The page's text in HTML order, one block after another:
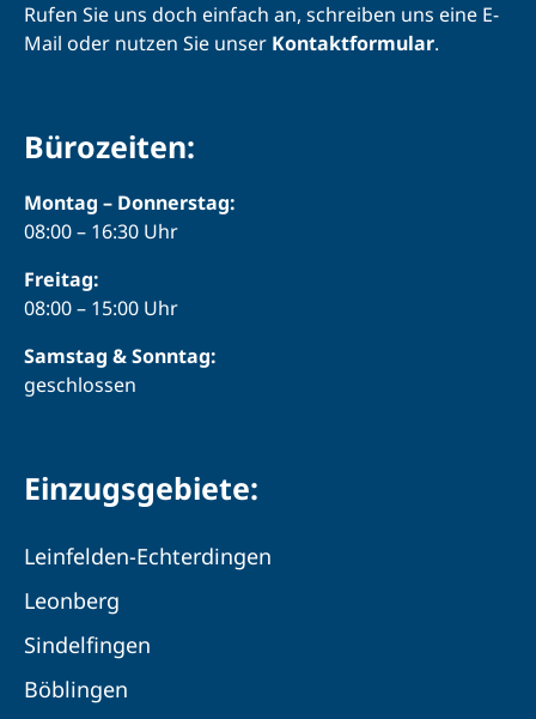
Rufen Sie uns doch einfach an, schreiben uns eine E-
Mail oder nutzen Sie unser Kontaktformular.
Bürozeiten:
Montag – Donnerstag:
08:00 – 16:30 Uhr
Freitag:
08:00 – 15:00 Uhr
Samstag & Sonntag:
geschlossen
Einzugsgebiete:
Leinfelden-Echterdingen
Leonberg
Sindelfingen
Böblingen